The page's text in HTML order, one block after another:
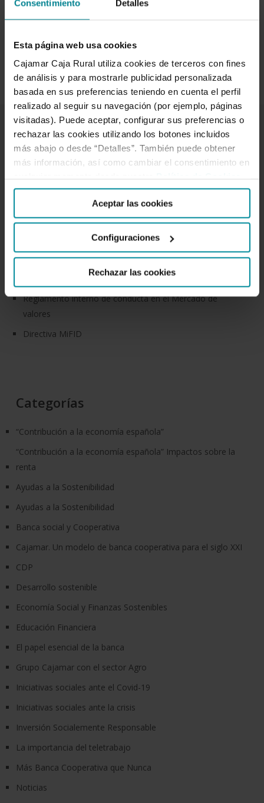
Consentimiento Detalles
Esta página web usa cookies
Cajamar Caja Rural utiliza cookies de terceros con fines
de análisis y para mostrarle publicidad personalizada
basada en sus preferencias teniendo en cuenta el perfil
realizado al seguir su navegación (por ejemplo, páginas
visitadas). Puede aceptar, configurar sus preferencias o
rechazar las cookies utilizando los botones incluidos
más abajo o desde “Detalles”. También puede obtener
más información, así como cambiar el consentimiento en
Aceptar las cookies
Configuraciones
Rechazar las cookies
Compras responsables
Enlaces de interés
Código de conducta
Política anticorrupción
Prevención del blanqueo de capitales y de la financiación
del terrorismo
Código de buenas prácticas bancarias
Reglamento interno de conducta en el Mercado de
valores
Directiva MiFID
Categorías
“Contribución a la economía española”
“Contribución a la economía española” Impactos sobre la
renta
Ayudas a la Sostenibilidad
Ayudas a la Sostenibilidad
Banca social y Cooperativa
Cajamar. Un modelo de banca cooperativa para el siglo XXI
CDP
Desarrollo sostenible
Economía Social y Finanzas Sostenibles
Educación Financiera
El papel esencial de la banca
Grupo Cajamar con el sector Agro
Iniciativas sociales ante el Covid-19
Iniciativas sociales ante la crisis
Inversión Socialemente Responsable
La importancia del teletrabajo
Más Banca Cooperativa que Nunca
Noticias